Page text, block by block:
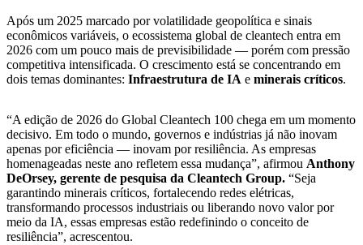
Após um 2025 marcado por volatilidade geopolítica e sinais
econômicos variáveis, o ecossistema global de cleantech entra em
2026 com um pouco mais de previsibilidade — porém com pressão
competitiva intensificada. O crescimento está se concentrando em
dois temas dominantes: Infraestrutura de IA e minerais críticos.
“A edição de 2026 do Global Cleantech 100 chega em um momento
decisivo. Em todo o mundo, governos e indústrias já não inovam
apenas por eficiência — inovam por resiliência. As empresas
homenageadas neste ano refletem essa mudança”, afirmou Anthony
DeOrsey, gerente de pesquisa da Cleantech Group. “Seja
garantindo minerais críticos, fortalecendo redes elétricas,
transformando processos industriais ou liberando novo valor por
meio da IA, essas empresas estão redefinindo o conceito de
resiliência”, acrescentou.